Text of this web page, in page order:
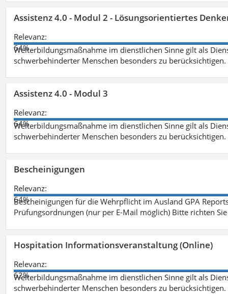
Assistenz 4.0 - Modul 2 - Lösungsorientiertes
Relevanz:
64%
Weiterbildungsmaßnahme im dienstlichen Sinne gilt als
schwerbehinderter Menschen besonders zu berücksichtigen.
Assistenz 4.0 - Modul 3
Relevanz:
64%
Weiterbildungsmaßnahme im dienstlichen Sinne gilt als
schwerbehinderter Menschen besonders zu
Bescheinigungen
Relevanz:
64%
Bescheinigungen für die Wehrpflicht im Ausland GPA
Prüfungsordnungen (nur per E-Mail möglich) Bitte richten
Hospitation Informationsveranstaltung (Online)
Relevanz:
62%
Weiterbildungsmaßnahme im dienstlichen Sinne gilt als
schwerbehinderter Menschen besonders zu berücksichtigen.